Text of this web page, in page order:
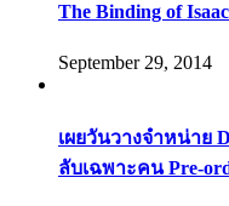
The Binding of
September 29, 2014
เผยวันวางจำหน่าย
ลับเฉพาะคน Pre-